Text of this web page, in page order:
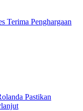
Terima Penghargaan
Pastikan